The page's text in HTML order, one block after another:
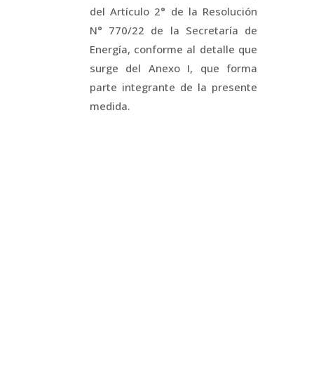
del Artículo 2° de la Resolución
N° 770/22 de la Secretaría de
Energía, conforme al detalle que
surge del Anexo I, que forma
parte integrante de la presente
medida.